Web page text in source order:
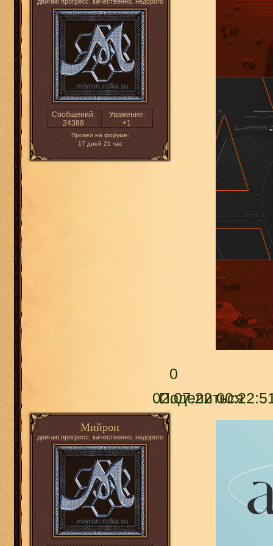
Сообщений:
24388
Уважение:
+1
Провел на форуме:
17 дней 21 час
0
Поделиться
02.07.22
Мийрон
двигаю прогресс. качественно. недорого